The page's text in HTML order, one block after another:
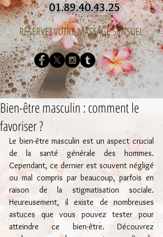
01.89.40.43.25
RÉSERVEZ VOTRE MASSAGE SENSUEL
Bien-être masculin : comment le
favoriser ?
Le bien-être masculin est un aspect crucial
de la santé générale des hommes.
Cependant, ce dernier est souvent négligé
ou mal compris par beaucoup, parfois en
raison de la stigmatisation sociale.
Heureusement, il existe de nombreuses
astuces que vous pouvez tester pour
atteindre ce bien-être. Découvrez